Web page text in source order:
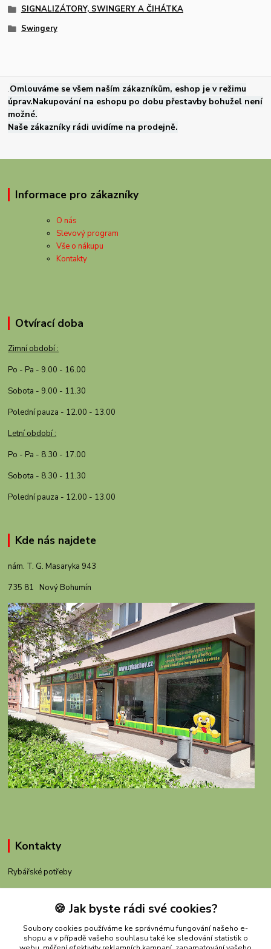
SIGNALIZÁTORY, SWINGERY A ČIHÁTKA
Swingery
.Omlouváme se všem naším zákazníkům, eshop je v režimu
úprav.Nakupování na eshopu po dobu přestavby bohužel není
možné.
Naše zákazníky rádi uvidíme na prodejně.
Informace pro zákazníky
O nás
Slevový program
Vše o nákupu
Kontakty
Otvírací doba
Zimní období :
Po - Pa - 9.00 - 16.00
Sobota - 9.00 - 11.30
Polední pauza - 12.00 - 13.00
Letní období :
Po - Pa - 8.30 - 17.00
Sobota - 8.30 - 11.30
Polední pauza - 12.00 - 13.00
Kde nás najdete
nám. T. G. Masaryka 943
735 81 Nový Bohumín
Kontakty
Rybářské potřeby
+420 605 983 110
obchod@rybachov.cz
🍪 Jak byste rádi své cookies?
Soubory cookies používáme ke správnému fungování našeho e-
shopu a v případě vašeho souhlasu také ke sledování statistik o